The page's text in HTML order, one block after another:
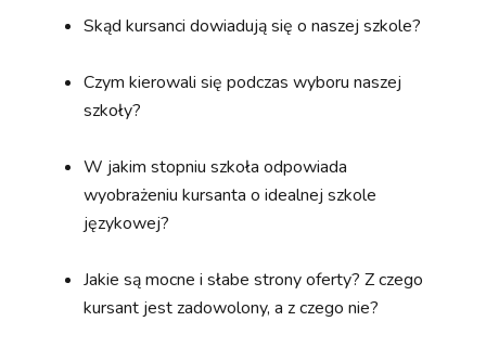
Skąd kursanci dowiadują się o naszej szkole?
Czym kierowali się podczas wyboru naszej
szkoły?
W jakim stopniu szkoła odpowiada
wyobrażeniu kursanta o idealnej szkole
językowej?
Jakie są mocne i słabe strony oferty? Z czego
kursant jest zadowolony, a z czego nie?